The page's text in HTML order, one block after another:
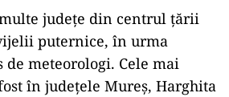
județe din centrul țării
puternice, în urma
de meteorologi. Cele mai
în județele Mureș, Harghita